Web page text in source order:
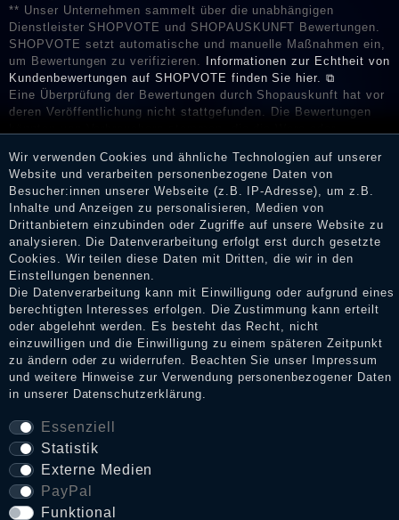
** Unser Unternehmen sammelt über die unabhängigen
Dienstleister SHOPVOTE und SHOPAUSKUNFT Bewertungen.
SHOPVOTE setzt automatische und manuelle Maßnahmen ein,
um Bewertungen zu verifizieren.
Informationen zur Echtheit von
Kundenbewertungen auf SHOPVOTE finden Sie hier. ⧉
Eine Überprüfung der Bewertungen durch Shopauskunft hat vor
deren Veröffentlichung nicht stattgefunden. Die Bewertungen
Erhalt einer Benachrichtigungs-E-Mail können Händler die
Bewertungen verifizieren und über die erfolgte Verifizierung im
Shop informieren.
Impressum
Daten­schutz­erklärung
AGB
Widerrufs­recht
VERTRAG WIDERRUFEN
Wir verwenden Cookies und ähnliche Technologien auf unserer
Website und verarbeiten personenbezogene Daten von
Besucher:innen unserer Webseite (z.B. IP-Adresse), um z.B.
Inhalte und Anzeigen zu personalisieren, Medien von
Drittanbietern einzubinden oder Zugriffe auf unsere Website zu
analysieren. Die Datenverarbeitung erfolgt erst durch gesetzte
Cookies. Wir teilen diese Daten mit Dritten, die wir in den
Einstellungen benennen.
Die Datenverarbeitung kann mit Einwilligung oder aufgrund eines
berechtigten Interesses erfolgen. Die Zustimmung kann erteilt
oder abgelehnt werden. Es besteht das Recht, nicht
einzuwilligen und die Einwilligung zu einem späteren Zeitpunkt
zu ändern oder zu widerrufen. Beachten Sie unser
Impressum
und weitere Hinweise zur Verwendung personenbezogener Daten
in unserer Daten­schutz­erklärung.
Essenziell
Statistik
Externe Medien
PayPal
Funktional